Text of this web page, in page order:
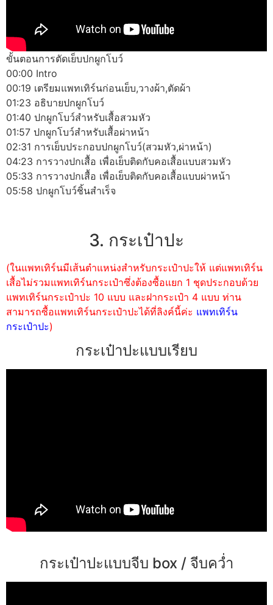
ขั้นตอนการตัดเย็บปกผูกโบว์
00:00 Intro
00:19 เตรียมแพทเทิร์นก่อนเย็บ,วางผ้า,ตัดผ้า
01:23 อธิบายปกผูกโบว์
01:40 ปกผูกโบว์สำหรับเสื้อสวมหัว
01:57 ปกผูกโบว์สำหรับเสื้อผ่าหน้า
02:31 การเย็บประกอบปกผูกโบว์(สวมหัว,ผ่าหน้า)
04:23 การวางปกเสื้อ เพื่อเย็บติดกับคอเสื้อแบบสวมหัว
05:33 การวางปกเสื้อ เพื่อเย็บติดกับคอเสื้อแบบผ่าหน้า
05:58 ปกผูกโบว์ชิ้นสำเร็จ
3. กระเป๋าปะ
(ในแพทเทิร์นมีเส้นตำแหน่งสำหรับกระเป๋าปะให้ แต่แพทเทิร์น
เสื้อไม่รวมแพทเทิร์นกระเป๋าซึ่งต้องซื้อแยก 1 ชุดประกอบด้วย
แพทเทิร์นกระเป๋าปะ 10 แบบ และฝากระเป๋า 4 แบบ ท่าน
สามารถซื้อแพทเทิร์นกระเป๋าปะได้ที่ลิงค์นี้ค่ะ แพทเทิร์น
กระเป๋าปะ)
กระเป๋าปะแบบเรียบ
กระเป๋าปะแบบจีบ box / จีบคว่ำ